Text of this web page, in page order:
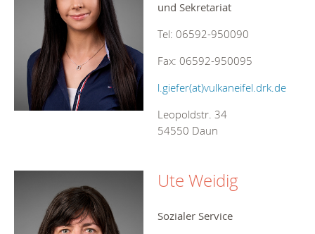
und Sekretariat
Tel: 06592-950090
Fax: 06592-950095
l.giefer(at)vulkaneifel.drk.de
Leopoldstr. 34
54550 Daun
Ute Weidig
Sozialer Service